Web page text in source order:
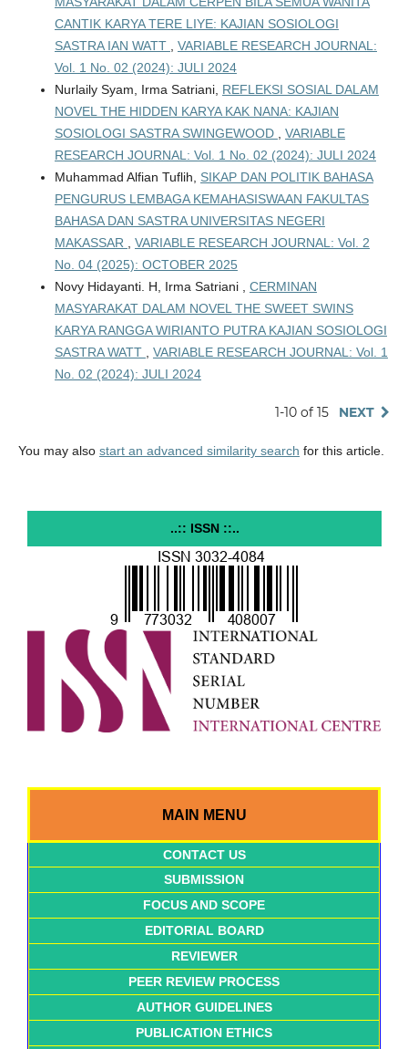
CANTIK KARYA TERE LIYE: KAJIAN SOSIOLOGI
SASTRA IAN WATT
VARIABLE RESEARCH JOURNAL:
Vol. 1 No. 02 (2024): JULI 2024
Nurlaily Syam, Irma Satriani, REFLEKSI SOSIAL DALAM
NOVEL THE HIDDEN KARYA KAK NANA: KAJIAN
SOSIOLOGI SASTRA SWINGEWOOD
VARIABLE
RESEARCH JOURNAL: Vol. 1 No. 02 (2024): JULI 2024
Muhammad Alfian Tuflih, SIKAP DAN POLITIK BAHASA
PENGURUS LEMBAGA KEMAHASISWAAN FAKULTAS
BAHASA DAN SASTRA UNIVERSITAS NEGERI
MAKASSAR
VARIABLE RESEARCH JOURNAL: Vol. 2
No. 04 (2025): OCTOBER 2025
Novy Hidayanti. H, Irma Satriani , CERMINAN
MASYARAKAT DALAM NOVEL THE SWEET SWINS
KARYA RANGGA WIRIANTO PUTRA KAJIAN SOSIOLOGI
SASTRA WATT
VARIABLE RESEARCH JOURNAL: Vol. 1
No. 02 (2024): JULI 2024
1-10 of 15 NEXT
You may also start an advanced similarity search for this article.
..:: ISSN ::..
MAIN MENU
CONTACT US
SUBMISSION
FOCUS AND SCOPE
EDITORIAL BOARD
REVIEWER
PEER REVIEW PROCESS
AUTHOR GUIDELINES
PUBLICATION ETHICS